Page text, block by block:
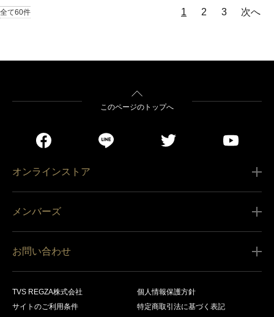
全て60件 1 2 3 次へ
このページのトップへ
オンラインストア
営業日カレンダー
メンバーズ
会員規約
商品登録
お問い合わせ
TVS REGZA株式会社
個人情報保護方針
サイトのご利用条件
特定商取引法に基づく表記